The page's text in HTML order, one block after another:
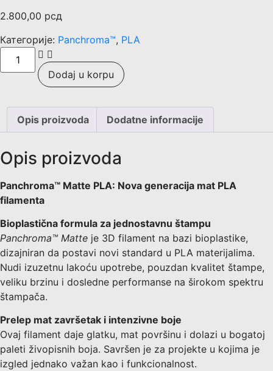
2.800,00 рсд
Категорије: Panchroma™, PLA
Dodaj u korpu
Opis proizvoda Dodatne informacije
Opis proizvoda
Panchroma™ Matte PLA: Nova generacija mat PLA
filamenta
Bioplastična formula za jednostavnu štampu
Panchroma™ Matte je 3D filament na bazi bioplastike,
dizajniran da postavi novi standard u PLA materijalima.
Nudi izuzetnu lakoću upotrebe, pouzdan kvalitet štampe,
veliku brzinu i dosledne performanse na širokom spektru
štampača.
Prelep mat završetak i intenzivne boje
Ovaj filament daje glatku, mat površinu i dolazi u bogatoj
paleti živopisnih boja. Savršen je za projekte u kojima je
izgled jednako važan kao i funkcionalnost.